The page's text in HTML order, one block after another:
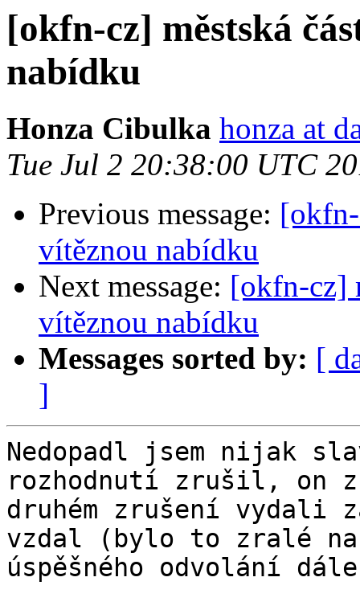
[okfn-cz] městská
nabídku
Honza Cibulka honza at
Tue Jul 2 20:38:00 UTC
Previous message:
vítěznou nabídku
Next message: [okfn-cz]
vítěznou nabídku
Messages sorted by: [
]
Nedopadl jsem nijak
rozhodnutí zrušil, on
druhém zrušení vydali
vzdal (bylo to zralé
úspěšného odvolání